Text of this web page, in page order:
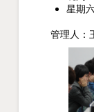
星期
管理人：